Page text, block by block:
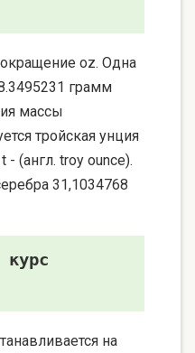
oz. Одна
грамм
массы
тройская унция
- (англ. troy ounce).
31,1034768
курс
на